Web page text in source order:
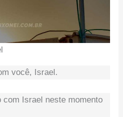
você, Israel.
Israel neste momento